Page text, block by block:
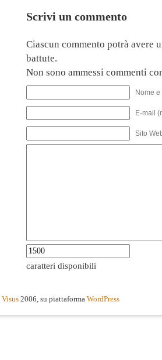
Scrivi un commento
Ciascun commento potrà avere
battute.
Non sono ammessi commenti
Nome
E-mail
Sito
caratteri disponibili
Visus 2006, su piattaforma WordPress